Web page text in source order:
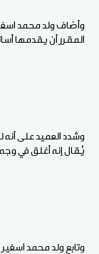
وأضاف ولد محمد
المقرر أن يقدمها
وشدد العميد على
يُقال إنه أغلق في وجه
وتابع ولد محمد